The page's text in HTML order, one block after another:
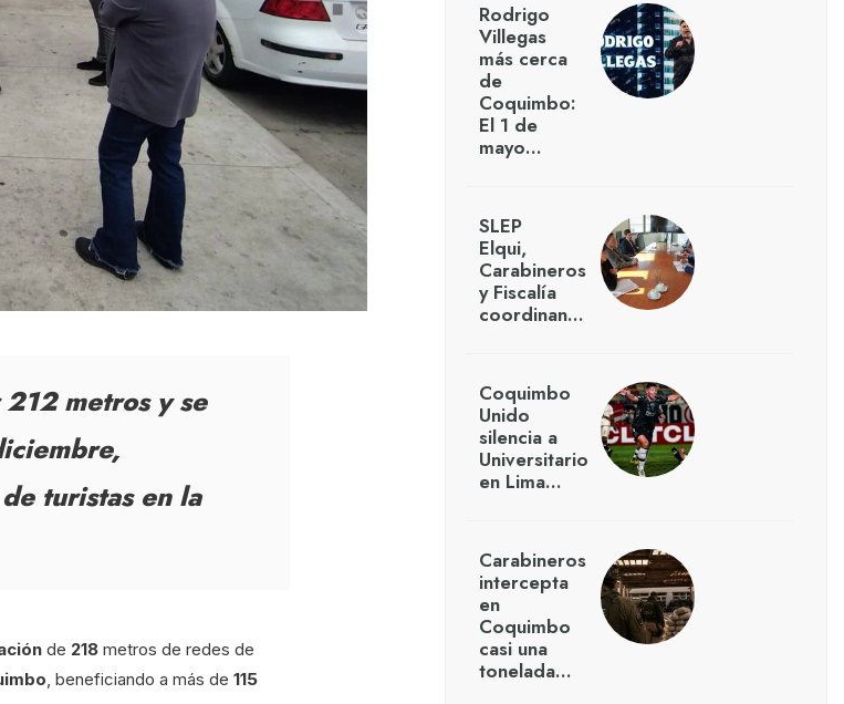
metros y se
turistas en la
de 218 metros de redes de
, beneficiando a más de 115
Rodrigo
Villegas
más cerca
de
Coquimbo:
El 1 de
mayo…
SLEP
Elqui,
Carabineros
y Fiscalía
coordinan…
Coquimbo
Unido
silencia a
Universitario
en Lima…
Carabineros
intercepta
en
Coquimbo
casi una
tonelada…